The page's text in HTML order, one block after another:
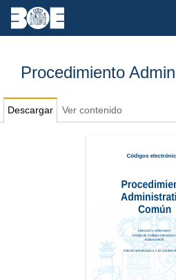
Procedimiento
Descargar Ver contenido